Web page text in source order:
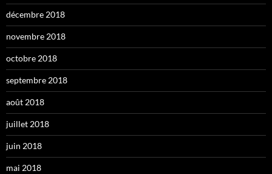
décembre 2018
novembre 2018
octobre 2018
septembre 2018
août 2018
juillet 2018
juin 2018
mai 2018